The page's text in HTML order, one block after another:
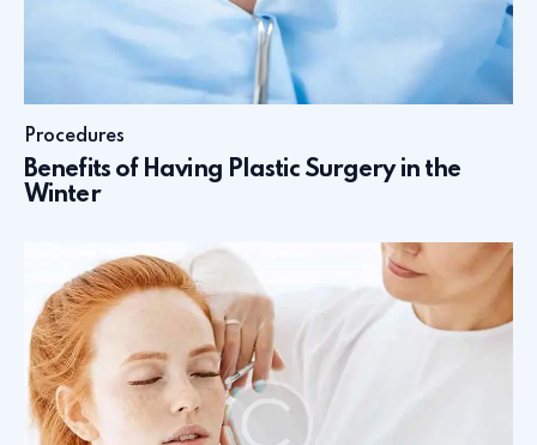
Procedures
Benefits of Having Plastic Surgery in the
Winter